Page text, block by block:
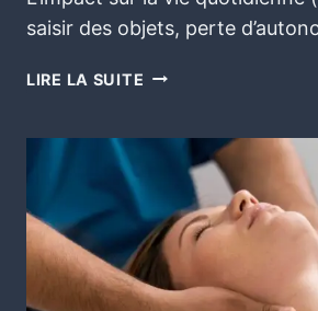
saisir des objets, perte
LIRE LA SUITE